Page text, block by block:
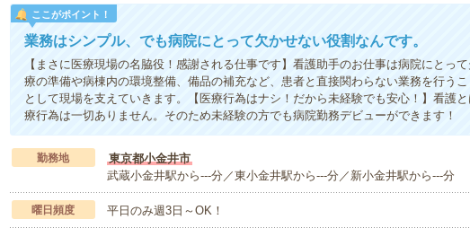
ここがポイント！
業務はシンプル、でも病院にとって欠かせない役割なんです。
【まさに医療現場の名脇役！感謝される仕事です】看護助手のお仕事は病院にとっ
療の準備や病棟内の環境整備、備品の補充など、患者と直接関わらない業務を行う
として現場を支えていきます。【医療行為はナシ！だから未経験でも安心！】看護
療行為は一切ありません。そのため未経験の方でも病院勤務デビューができます！
勤務地
東京都小金井市
武蔵小金井駅から---分／東小金井駅から---分／新小金井駅から---分
曜日頻度 平日のみ週3日～OK！